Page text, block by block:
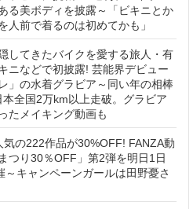
る美ボディを披露～「ビキニとか
人前で着るのは初めてかも」
してきたバイクを愛する旅人・有
ニなどで初披露! 芸能界デビュー
」の水着グラビア～同い年の相棒
本全国2万km以上走破。グラビア
たメイキング動画も
気の222作品が30%OFF! FANZA動
つり30％OFF」第2弾を明日1日
～キャンペーンガールは田野憂さ